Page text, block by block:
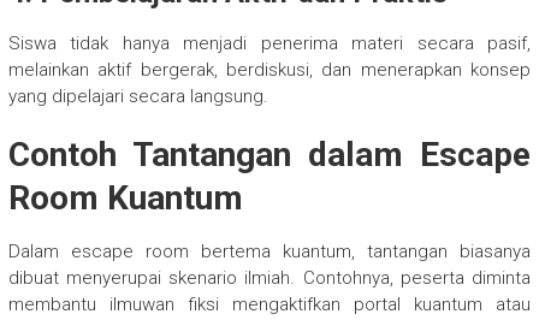
Siswa tidak hanya menjadi penerima materi secara pasif,
melainkan aktif bergerak, berdiskusi, dan menerapkan konsep
yang dipelajari secara langsung.
Contoh Tantangan dalam Escape
Room Kuantum
Dalam escape room bertema kuantum, tantangan biasanya
dibuat menyerupai skenario ilmiah. Contohnya, peserta diminta
membantu ilmuwan fiksi mengaktifkan portal kuantum atau